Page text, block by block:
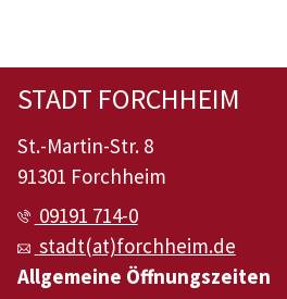
STADT FORCHHEIM
St.-Martin-Str. 8
91301 Forchheim
09191 714-0
stadt(at)forchheim.de
Allgemeine Öffnungszeiten